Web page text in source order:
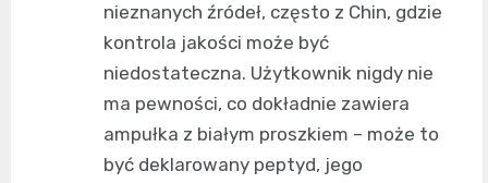
nieznanych źródeł, często z Chin, gdzie
kontrola jakości może być
niedostateczna. Użytkownik nigdy nie
ma pewności, co dokładnie zawiera
ampułka z białym proszkiem – może to
być deklarowany peptyd, jego